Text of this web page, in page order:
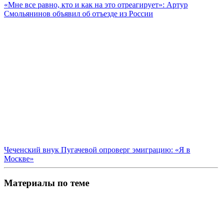
«Мне все равно, кто и как на это отреагирует»: Артур
Смольянинов объявил об отъезде из России
Чеченский внук Пугачевой опроверг эмиграцию: «Я в
Москве»
Материалы по теме